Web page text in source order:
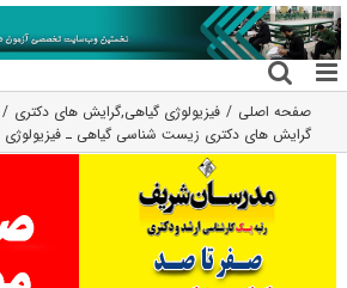
رفتن
به
محتوا
صفحه اصلی فیزیولوژی گیاهی,گرایش های دکتری
گرایش های دکتری زیست شناسی ﮔﻴﺎهی ـ ﻓﻴﺰﻳﻮﻟﻮژی